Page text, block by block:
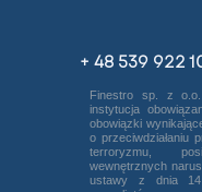
+ 48 539 922
Finestro sp. z
instytucja
obowiązki
o przeciwdziałaniu
terroryzmu,
wewnętrznych
ustawy z dnia